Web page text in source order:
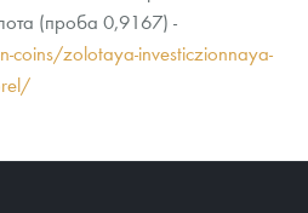
(проба 0,9167) -
coins/zolotaya-investiczionnaya-